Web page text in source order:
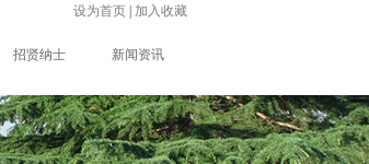
设为首页 加入收藏
招贤纳士 新闻资讯